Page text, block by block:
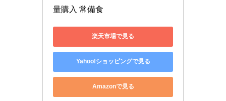
量購入 常備食
楽天市場で見る
Yahoo!ショッピングで見る
Amazonで見る